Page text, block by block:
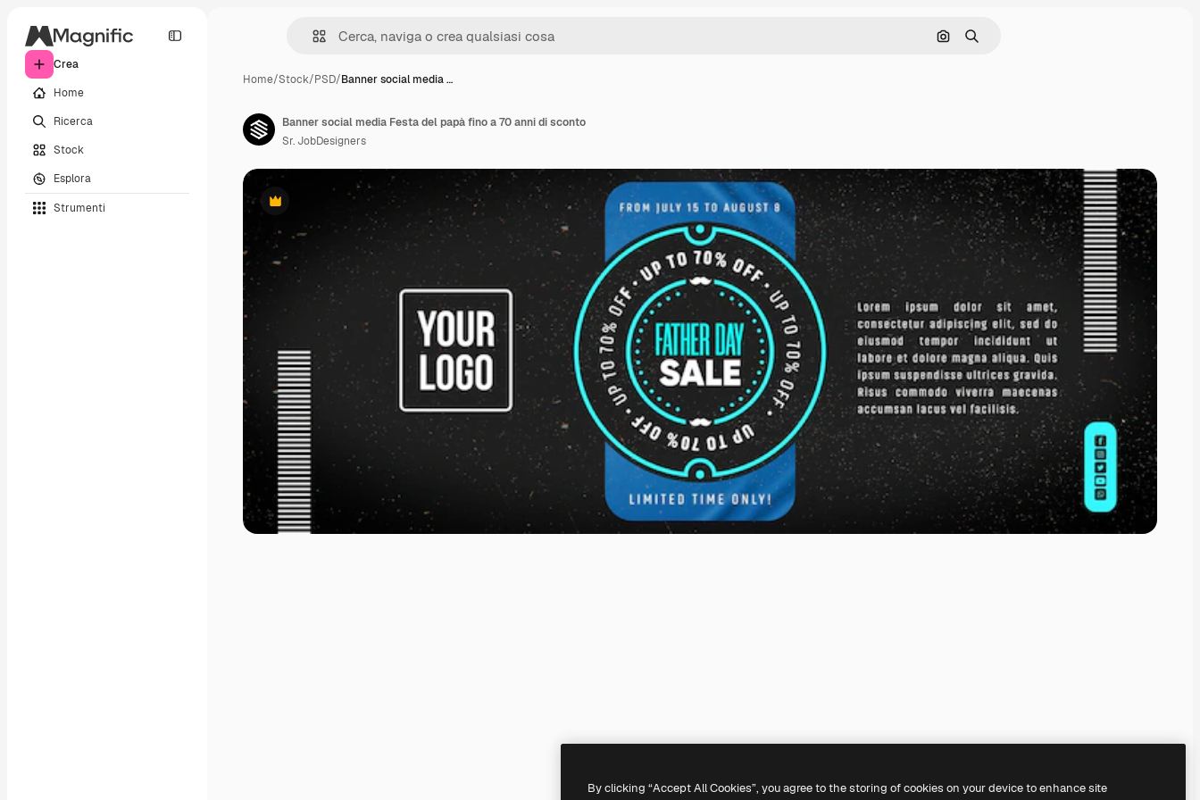
Crea
Home
Ricerca
Stock
Esplora
Strumenti
Cerca per immagine
Ricerca
Home/Stock/PSD/Banner social media …
Premium
Banner social media Festa del papà fino a 70 anni di sconto
Sr. JobDesigners
By clicking “Accept All Cookies”, you agree to the storing of cookies on your device to enhance site